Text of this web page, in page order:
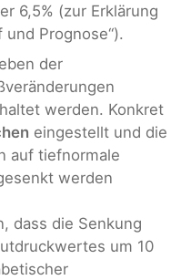
6,5% (zur Erklärung
und Prognose“).
der
werden. Konkret
eingestellt und die
auf tiefnormale
werden
dass die Senkung
um 10